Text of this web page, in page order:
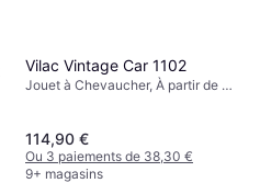
Vilac Vintage Car 1102
Jouet à Chevaucher, À partir de 2
114,90 €
Ou 3 paiements de 38,30 €
9+ magasins